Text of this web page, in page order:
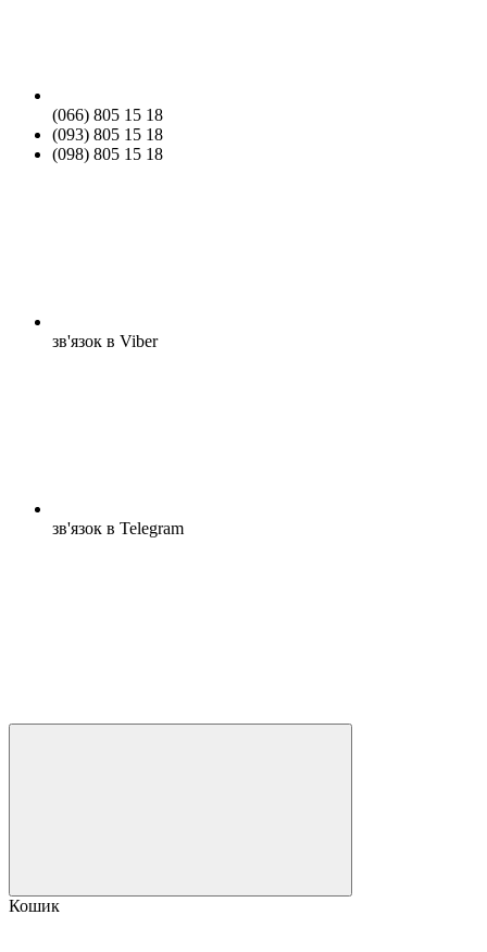
(066) 805 15 18
(093) 805 15 18
(098) 805 15 18
зв'язок в Viber
зв'язок в Telegram
Кошик